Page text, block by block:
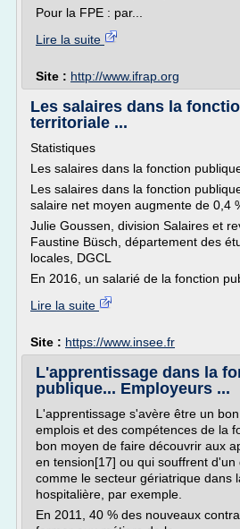
Pour la FPE : par...
Lire la suite
Site : http://www.ifrap.org
Les salaires dans la
territoriale ...
Statistiques
Les salaires dans la fonction
Les salaires dans la fonction
salaire net moyen augmente de 0,4
Julie Goussen, division Salaires et
Faustine Büsch, département des
locales, DGCL
En 2016, un salarié de la fonction
Lire la suite
Site : https://www.insee.fr
L'apprentissage dans la
publique... Employeurs ...
L'apprentissage s'avère être un
emplois et des compétences de la
bon moyen de faire découvrir aux
en tension[17] ou qui souffrent d'un
comme le secteur gériatrique dans
hospitalière, par exemple.
En 2011, 40 % des nouveaux